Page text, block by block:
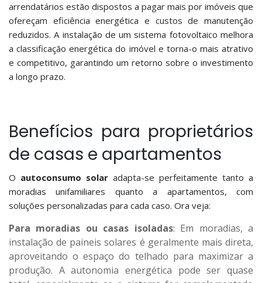
arrendatários estão dispostos a pagar mais por imóveis que
ofereçam eficiência energética e custos de manutenção
reduzidos. A instalação de um sistema fotovoltaico melhora
a classificação energética do imóvel e torna-o mais atrativo
e competitivo, garantindo um retorno sobre o investimento
a longo prazo.
Benefícios para proprietários
de casas e apartamentos
O autoconsumo solar adapta-se perfeitamente tanto a
moradias unifamiliares quanto a apartamentos, com
soluções personalizadas para cada caso. Ora veja:
Para moradias ou casas isoladas: Em moradias, a
instalação de paineis solares é geralmente mais direta,
aproveitando o espaço do telhado para maximizar a
produção. A autonomia energética pode ser quase